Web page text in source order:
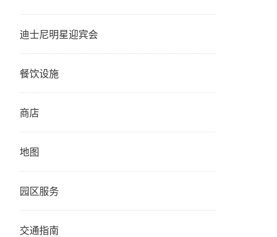
迪士尼明星迎宾会
餐饮设施
商店
地图
园区服务
交通指南